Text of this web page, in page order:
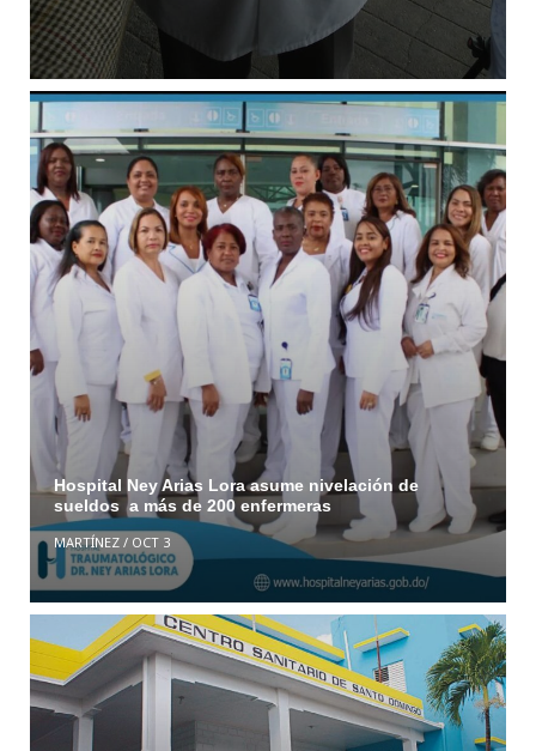
Hospital Ney Arias Lora asume nivelación de
sueldos a más de 200 enfermeras
MARTÍNEZ/ OCT 3